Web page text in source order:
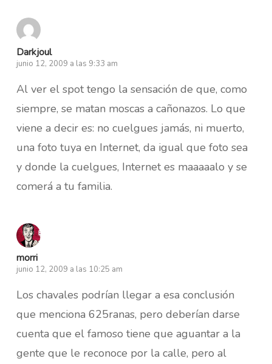
Darkjoul
junio 12, 2009 a las 9:33 am
Al ver el spot tengo la sensación de que, como
siempre, se matan moscas a cañonazos. Lo que
viene a decir es: no cuelgues jamás, ni muerto,
una foto tuya en Internet, da igual que foto sea
y donde la cuelgues, Internet es maaaaalo y se
comerá a tu familia.
morri
junio 12, 2009 a las 10:25 am
Los chavales podrían llegar a esa conclusión
que menciona 625ranas, pero deberían darse
cuenta que el famoso tiene que aguantar a la
gente que le reconoce por la calle, pero al